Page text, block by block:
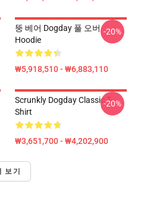
뚱 베어 Dogday 풀 오버
Hoodie
₩5,918,510 - ₩6,883,110
-20%
Scrunkly Dogday Classic T-
Shirt
₩3,651,700 - ₩4,202,900
-20%
보기